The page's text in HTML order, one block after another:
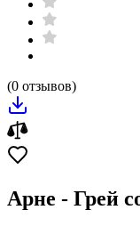
(0 отзывов)
Арне - Грей